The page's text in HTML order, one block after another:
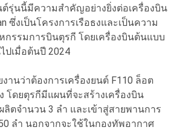
ต์รุ่นนี้มีความสำคัญอย่างยิ่งต่อเครื่องบิน
ซึ่งเป็นโครงการเรือธงและเป็นความ
รรมการบินตุรกี โดยเครื่องบินต้นแบบ
ปเมื่อต้นปี 2024
งานว่าต้องการเครื่องยนต์ F110 ล็อต
โดยตุรกีมีแผนที่จะสร้างเครื่องบิน
ตจำนวน 3 ลำ และเข้าสู่สายพานการ
ลำ นอกจากจะใช้ในกองทัพอากาศ